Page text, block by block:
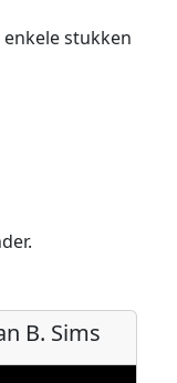
stukken
B. Sims